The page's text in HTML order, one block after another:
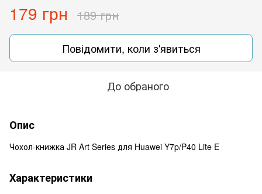
179 грн 189 грн
Повідомити, коли з'явиться
До обраного
Опис
Чохол-книжка JR Art Series для Huawei Y7p/P40 Lite E
Характеристики